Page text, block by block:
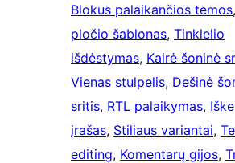
Blokus palaikančios temos,
pločio šablonas, Tinklelio
išdėstymas, Kairė šoninė
Vienas stulpelis, Dešinė
sritis, RTL palaikymas,
įrašas, Stiliaus variantai,
editing, Komentarų gijos,